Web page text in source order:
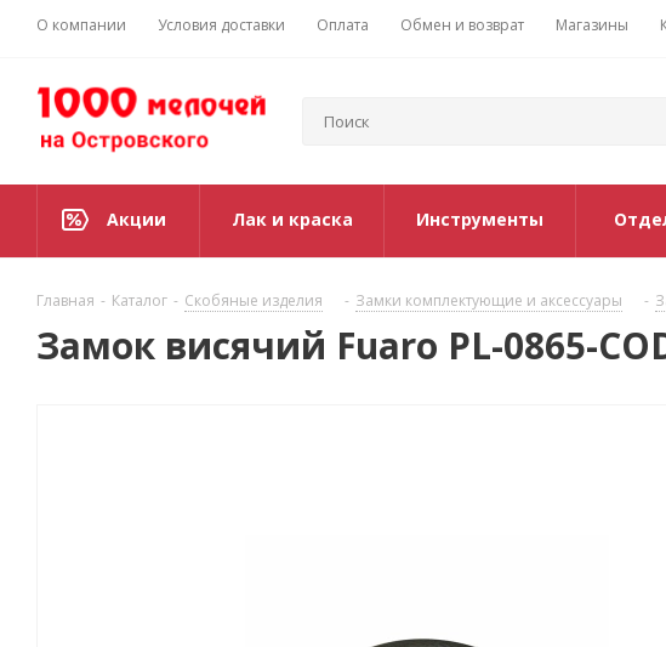
О компании Условия доставки Оплата Обмен и возврат Магазины
Акции Лак и краска Инструменты
Главная - Каталог - Скобяные изделия - Замки комплектующие и аксессуары -
Замок висячий Fuaro PL-0865-